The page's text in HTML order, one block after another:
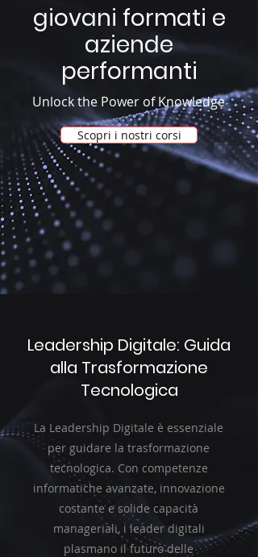
giovani formati e
aziende
performanti
Unlock the Power of Knowledge
Scopri i nostri corsi
Leadership Digitale: Guida
alla Trasformazione
Tecnologica
La Leadership Digitale è essenziale
per guidare la trasformazione
tecnologica. Con competenze
informatiche avanzate, innovazione
costante e solide capacità
manageriali, i leader digitali
plasmano il futuro delle